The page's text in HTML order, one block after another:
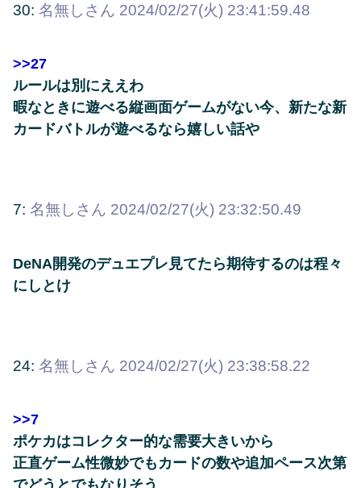
30: 名無しさん 2024/02/27(火) 23:41:59.48
>>27
ルールは別にええわ
暇なときに遊べる縦画面ゲームがない今、新たな新
カードバトルが遊べるなら嬉しい話や
7: 名無しさん 2024/02/27(火) 23:32:50.49
DeNA開発のデュエプレ見てたら期待するのは程々
にしとけ
24: 名無しさん 2024/02/27(火) 23:38:58.22
>>7
ポケカはコレクター的な需要大きいから
正直ゲーム性微妙でもカードの数や追加ペース次第